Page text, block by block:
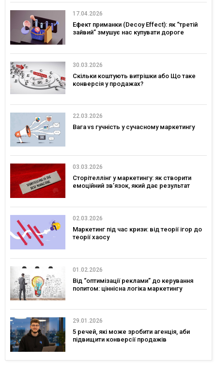
17.04.2026
Ефект приманки (Decoy Effect): як “третій
зайвий” змушує нас купувати дороге
30.03.2026
Скільки коштують витрішки або Що таке
конверсія у продажах?
22.03.2026
Вага vs гучність у сучасному маркетингу
03.03.2026
Сторітеллінг у маркетингу: як створити
емоційний зв’язок, який дає результат
02.03.2026
Маркетинг під час кризи: від теорії ігор до
теорії хаосу
01.02.2026
Від “оптимізації реклами” до керування
попитом: ціннісна логіка маркетингу
29.01.2026
5 речей, які може зробити агенція, аби
підвищити конверсії продажів